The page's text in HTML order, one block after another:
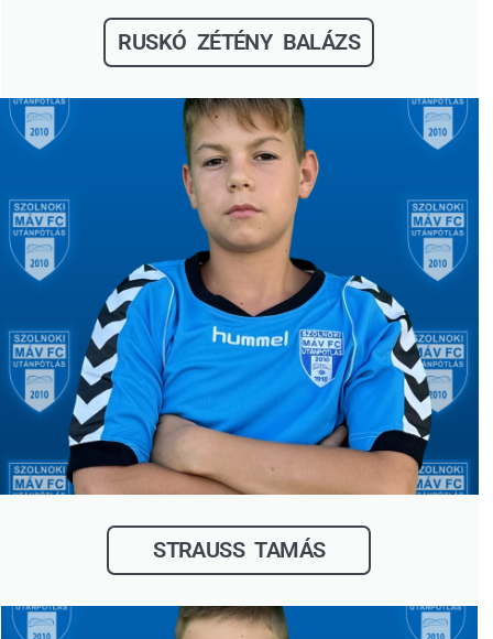
RUSKÓ ZÉTÉNY BALÁZS
STRAUSS TAMÁS